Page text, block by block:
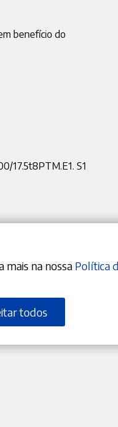
benefício do
17.5t8PTM.E1. S1
mais na nossa Política
todos